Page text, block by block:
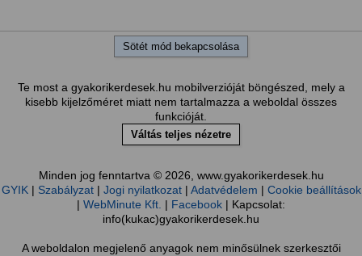
Sötét mód bekapcsolása
Te most a gyakorikerdesek.hu mobilverzióját böngészed, mely a
kisebb kijelzőméret miatt nem tartalmazza a weboldal összes
funkcióját.
Váltás teljes nézetre
Minden jog fenntartva © 2026, www.gyakorikerdesek.hu
GYIK| Szabályzat| Jogi nyilatkozat| Adatvédelem | Cookie beállítások
| WebMinute Kft. | Facebook | Kapcsolat:
info(kukac)gyakorikerdesek.hu
A weboldalon megjelenő anyagok nem minősülnek szerkesztői